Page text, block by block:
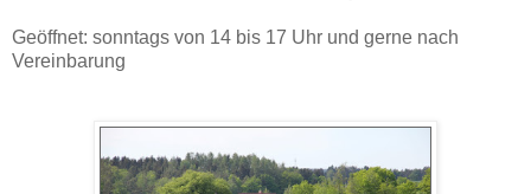
Geöffnet: sonntags von 14 bis 17 Uhr und gerne nach
Vereinbarung